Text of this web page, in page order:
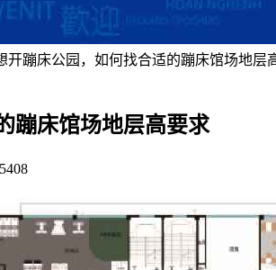
开蹦床公园，如何找合适的蹦床馆场地层
蹦床馆场地层高要求